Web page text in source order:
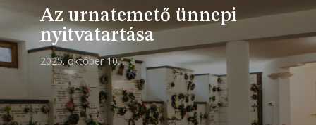
Az urnatemető ünnepi
nyitvatartása
2025. október 10.